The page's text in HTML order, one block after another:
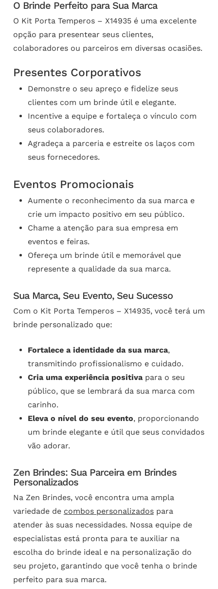
O Brinde Perfeito para Sua Marca
O Kit Porta Temperos – X14935 é uma excelente
opção para presentear seus clientes,
colaboradores ou parceiros em diversas ocasiões.
Presentes Corporativos
Demonstre o seu apreço e fidelize seus
clientes com um brinde útil e elegante.
Incentive a equipe e fortaleça o vínculo com
seus colaboradores.
Agradeça a parceria e estreite os laços com
seus fornecedores.
Eventos Promocionais
Aumente o reconhecimento da sua marca e
crie um impacto positivo em seu público.
Chame a atenção para sua empresa em
eventos e feiras.
Ofereça um brinde útil e memorável que
represente a qualidade da sua marca.
Sua Marca, Seu Evento, Seu Sucesso
Com o Kit Porta Temperos – X14935, você terá um
brinde personalizado que:
Fortalece a identidade da sua marca,
transmitindo profissionalismo e cuidado.
Cria uma experiência positivapara o seu
público, que se lembrará da sua marca com
carinho.
Eleva o nível do seu evento, proporcionando
um brinde elegante e útil que seus convidados
vão adorar.
Zen Brindes: Sua Parceira em Brindes
Personalizados
Na Zen Brindes, você encontra uma ampla
variedade de combos personalizadospara
atender às suas necessidades. Nossa equipe de
especialistas está pronta para te auxiliar na
escolha do brinde ideal e na personalização do
seu projeto, garantindo que você tenha o brinde
perfeito para sua marca.